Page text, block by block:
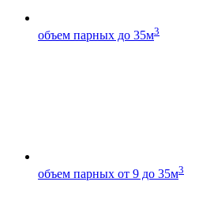
объем парных до 35м3
объем парных от 9 до 35м3